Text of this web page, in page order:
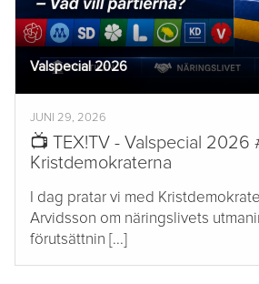
Valspecial 2026
JUNI 29, 2026
📺 TEX!TV - Valspecial 2026
Kristdemokraterna
I dag pratar vi med
Arvidsson om näringslivets
förutsättnin [...]